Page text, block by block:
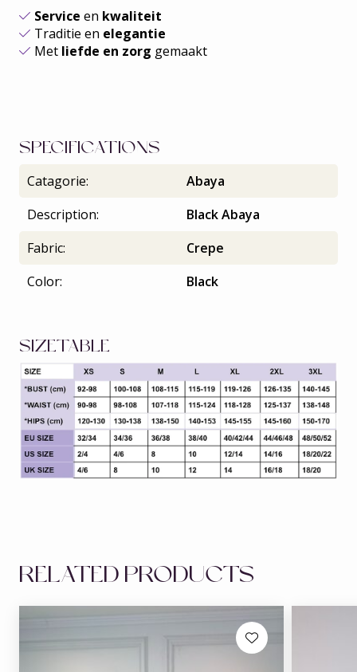
Service en kwaliteit
Traditie en elegantie
Met liefde en zorg gemaakt
SPECIFICATIONS
Catagorie:
Abaya
Description:
Black Abaya
Fabric:
Crepe
Color:
Black
SIZETABLE
RELATED PRODUCTS